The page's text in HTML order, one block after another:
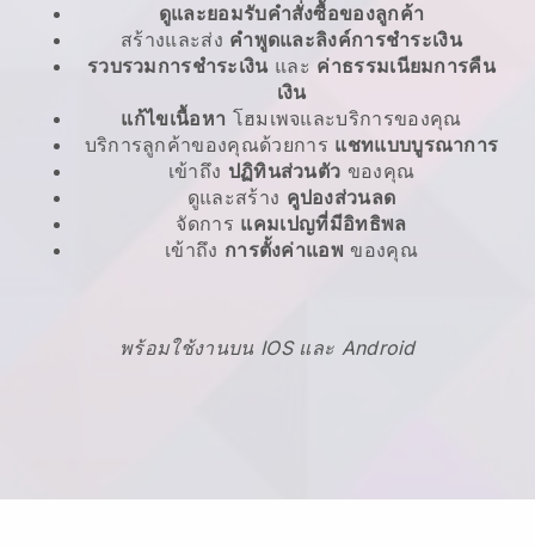
ดูและยอมรับคำสั่งซื้อของลูกค้า
สร้างและส่ง คำพูดและลิงค์การชำระเงิน
รวบรวมการชำระเงิน และ ค่าธรรมเนียมการคืน
เงิน
แก้ไขเนื้อหา โฮมเพจและบริการของคุณ
บริการลูกค้าของคุณด้วยการ แชทแบบบูรณาการ
เข้าถึง ปฏิทินส่วนตัว ของคุณ
ดูและสร้าง คูปองส่วนลด
จัดการ แคมเปญที่มีอิทธิพล
เข้าถึง การตั้งค่าแอพ ของคุณ
พร้อมใช้งานบน IOS และ Android